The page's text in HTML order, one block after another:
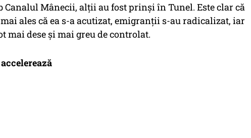
Canalul Mânecii, alții au fost prinși în Tunel. Este clar că
ales că ea s-a acutizat, emigranții s-au radicalizat, iar
mai dese și mai greu de controlat.